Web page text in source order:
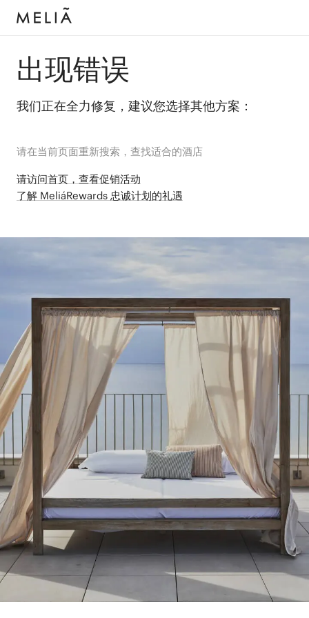
出现错误
我们正在全力修复，建议您选择其他方案：
请在当前页面重新搜索，查找适合的酒店
请访问首页，查看促销活动
了解 MeliáRewards 忠诚计划的礼遇